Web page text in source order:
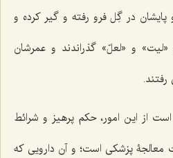
پایشان در گِل فرو رفته و گیر کرده و
و «لعلّ» گذراندند و عمرشان
از این امور، حکم پرهیز و شرائط
معالجۀ پزشکی است؛ و آن دارویی که